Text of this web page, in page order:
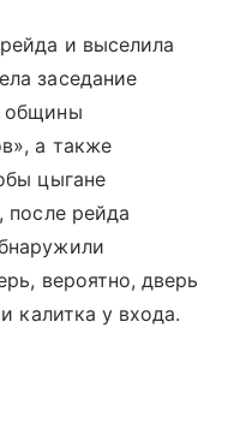
и выселила
заседание
общины
а также
цыгане
после рейда
вероятно, дверь
калитка у входа.